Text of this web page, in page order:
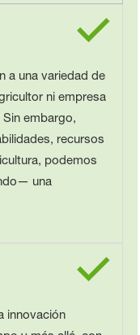
a una variedad de
ni empresa
embargo,
recursos
podemos
una
innovación